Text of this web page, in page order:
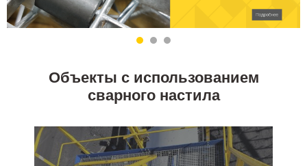
Объекты с использованием
сварного настила